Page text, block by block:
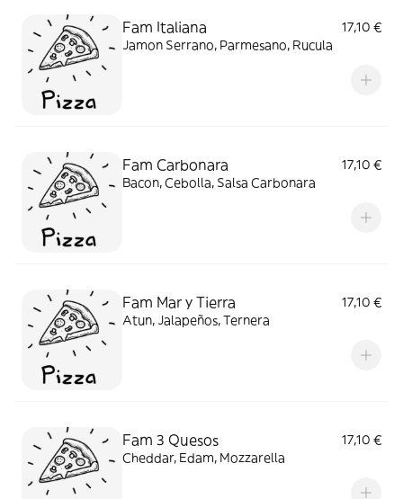
Fam Italiana
17,10 €
Jamon Serrano, Parmesano, Rucula
Fam Carbonara
17,10 €
Bacon, Cebolla, Salsa Carbonara
Fam Mar y Tierra
17,10 €
Atun, Jalapeños, Ternera
Fam 3 Quesos
17,10 €
Cheddar, Edam, Mozzarella